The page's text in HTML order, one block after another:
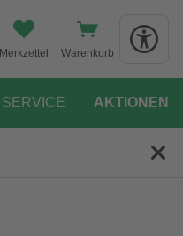
Merkzettel Warenkorb
SERVICE AKTIONEN